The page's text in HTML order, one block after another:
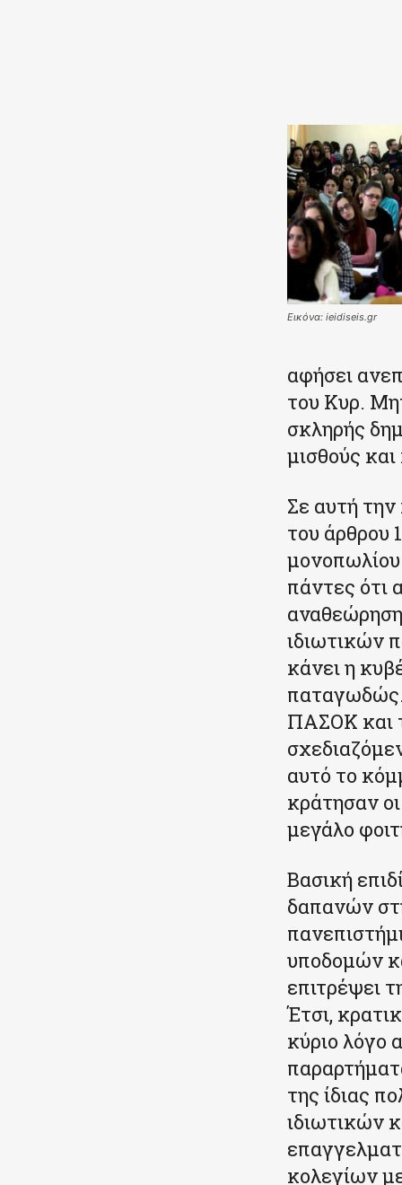
Εικόνα: ieidiseis.gr
αφήσει
του Κυρ.
σκληρής
μισθούς
Σε αυτή την
του άρθρου
μονοπωλίου
πάντες ότι
αναθεώρηση
ιδιωτικών
κάνει η
ΠΑΣΟΚ και
αυτό το
κράτησαν
μεγάλο
Βασική
δαπανών
υποδομών
επιτρέψει
Έτσι,
κύριο λόγο
της ίδιας
ιδιωτικών
κολεγίων